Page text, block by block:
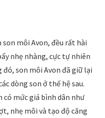
môi Avon, đều rất hài
nhẹ nhàng, cực tự nhiên
son môi Avon đã giữ lại
dòng son ở thế hệ sau.
mức giá bình dân như
nhẹ môi và tạo độ căng